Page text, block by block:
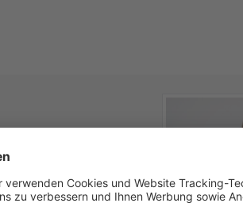
Faltenführung und
Note verleiht. Das
Anlässen und